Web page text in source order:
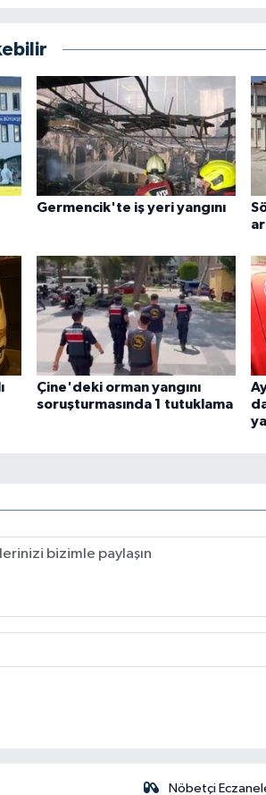
Germencik'te iş yeri yangını
Çine'deki orman yangını
soruşturmasında 1 tutuklama
Nöbetçi